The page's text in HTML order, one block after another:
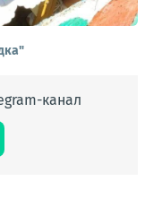
канал